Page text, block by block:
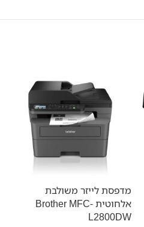
מדפסת לייזר משולבת
אלחוטית Brother MFC-
L2800DW